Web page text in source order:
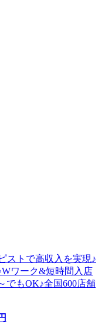
ストで高収入を実現♪
ワーク&短時間入店
でもOK♪全国600店舗